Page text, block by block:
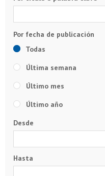
Todas
Última semana
Último mes
Último año
Desde
Hasta